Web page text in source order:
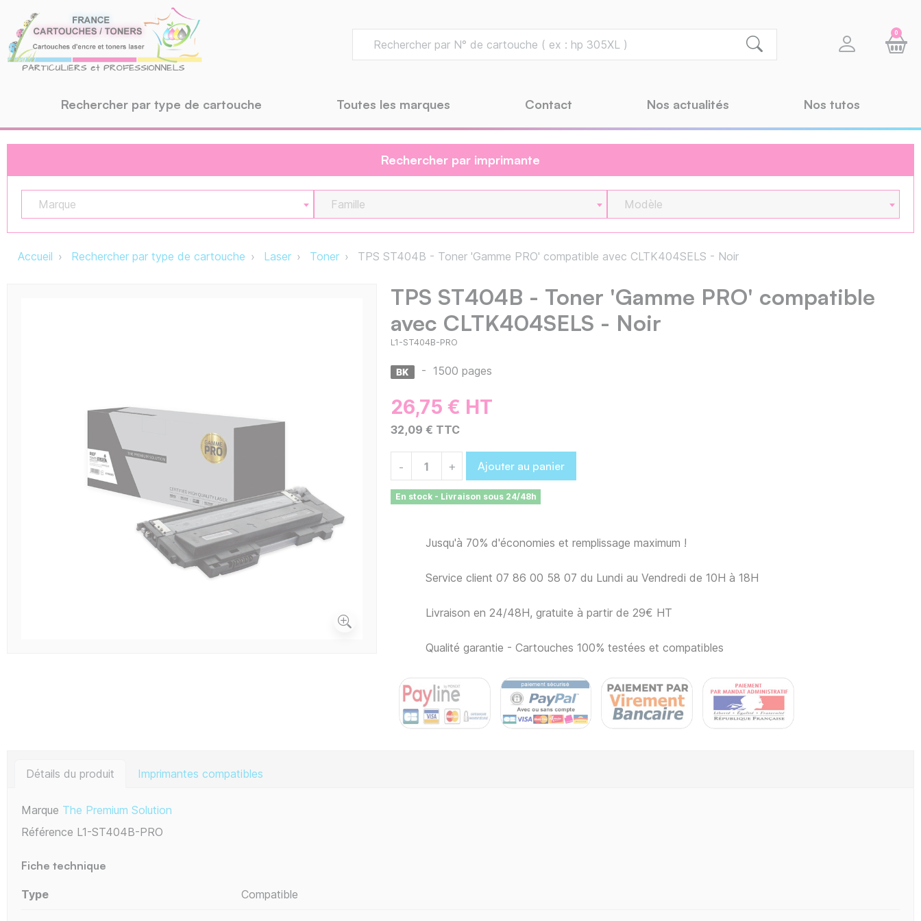
0
Rechercher par type de cartouche Toutes les marques Contact Nos actualités Nos tutos
Rechercher par imprimante
Marque Famille Modèle
Accueil Rechercher par type de cartouche Laser Toner TPS ST404B - Toner 'Gamme PRO' compatible avec CLTK404SELS - Noir
TPS ST404B - Toner 'Gamme PRO' compatible
avec CLTK404SELS - Noir
L1-ST404B-PRO
- 1500 pages
26,75 € HT
32,09 € TTC
- + Ajouter au panier
En stock - Livraison sous 24/48h
Jusqu'à 70% d'économies et remplissage maximum !
Service client 07 86 00 58 07 du Lundi au Vendredi de 10H à 18H
Livraison en 24/48H, gratuite à partir de 29€ HT
Qualité garantie - Cartouches 100% testées et compatibles
Détails du produit Imprimantes compatibles
Marque The Premium Solution
Référence L1-ST404B-PRO
Fiche technique
Type Compatible